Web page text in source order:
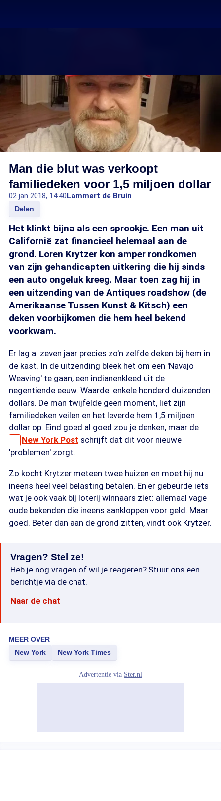
Man die blut was verkoopt
familiedeken voor 1,5 miljoen dollar
02 jan 2018, 14:40Lammert de Bruin
Delen
Het klinkt bijna als een sprookje. Een man uit
Californië zat financieel helemaal aan de
grond. Loren Krytzer kon amper rondkomen
van zijn gehandicapten uitkering die hij sinds
een auto ongeluk kreeg. Maar toen zag hij in
een uitzending van de Antiques roadshow (de
Amerikaanse Tussen Kunst & Kitsch) een
deken voorbijkomen die hem heel bekend
voorkwam.
Er lag al zeven jaar precies zo'n zelfde deken bij hem in
de kast. In de uitzending bleek het om een 'Navajo
Weaving' te gaan, een indianenkleed uit de
negentiende eeuw. Waarde: enkele honderd duizenden
dollars. De man twijfelde geen moment, liet zijn
familiedeken veilen en het leverde hem 1,5 miljoen
dollar op. Eind goed al goed zou je denken, maar de
New York Post schrijft dat dit voor nieuwe
'problemen' zorgt.
Zo kocht Krytzer meteen twee huizen en moet hij nu
ineens heel veel belasting betalen. En er gebeurde iets
wat je ook vaak bij loterij winnaars ziet: allemaal vage
oude bekenden die ineens aankloppen voor geld. Maar
goed. Beter dan aan de grond zitten, vindt ook Krytzer.
Vragen? Stel ze!
Heb je nog vragen of wil je reageren? Stuur ons een
berichtje via de chat.
Naar de chat
MEER OVER
New York
New York Times
Advertentie via Ster.nl